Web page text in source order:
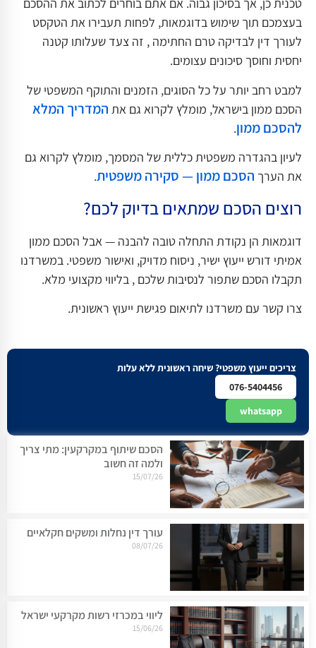
טכנית כן, אך בסיכון גבוה. אם אתם בוחרים לכתוב את ההסכם
בעצמכם תוך שימוש בדוגמאות, לפחות תעבירו את הטקסט
לעורך דין לבדיקה טרם החתימה , זה צעד שעלותו קטנה
יחסית וחוסך סיכונים עצומים.
למבט רחב יותר על כל הסוגים, הזמנים והתוקף המשפטי של
הסכם ממון בישראל, מומלץ לקרוא גם את המדריך המלא
להסכם ממון.
לעיון בהגדרה משפטית כללית של המסמך, מומלץ לקרוא גם
את הערך הסכם ממון — סקירה משפטית.
רוצים הסכם שמתאים בדיוק לכם?
דוגמאות הן נקודת התחלה טובה להבנה — אבל הסכם ממון
אמיתי דורש ייעוץ ישיר, ניסוח מדויק, ואישור משפטי. במשרדנו
תקבלו הסכם שתפור לנסיבות שלכם , בליווי מקצועי מלא.
צרו קשר עם משרדנו לתיאום פגישת ייעוץ ראשונית.
צריכים ייעוץ משפטי? שיחה ראשונית ללא עלות
076-5404456
whatsapp
הסכם שיתוף במקרקעין: מתי צריך
ולמה זה חשוב
15/07/26
עורך דין נחלות ומשקים חקלאיים
08/07/26
ליווי במכרזי רשות מקרקעי ישראל
15/06/26